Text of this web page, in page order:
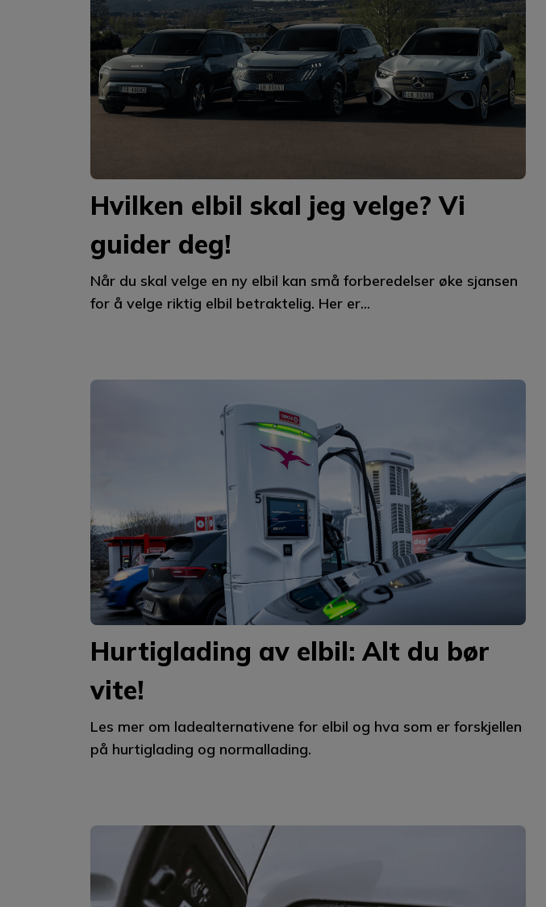
Hvilken elbil skal jeg velge? Vi
guider deg!
Når du skal velge en ny elbil kan små forberedelser øke sjansen
for å velge riktig elbil betraktelig. Her er...
Hurtiglading av elbil: Alt du bør
vite!
Les mer om ladealternativene for elbil og hva som er forskjellen
på hurtiglading og normallading.